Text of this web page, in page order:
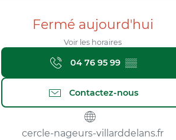
Ouverture et
Fermé aujourd'hui
Voir les horaires
04 76 95 99 ▒▒
Contactez-nous
cercle-nageurs-villarddelans.fr